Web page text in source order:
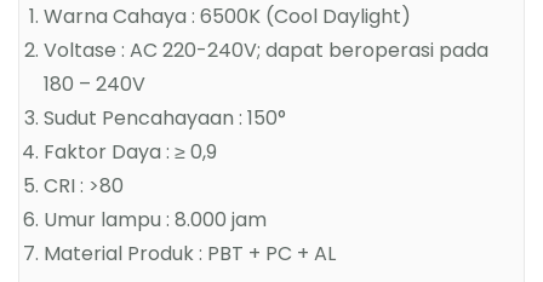
Warna Cahaya : 6500K (Cool Daylight)
Voltase : AC 220-240V; dapat beroperasi pada
180 – 240V
Sudut Pencahayaan : 150°
Faktor Daya : ≥ 0,9
CRI : >80
Umur lampu : 8.000 jam
Material Produk : PBT + PC + AL